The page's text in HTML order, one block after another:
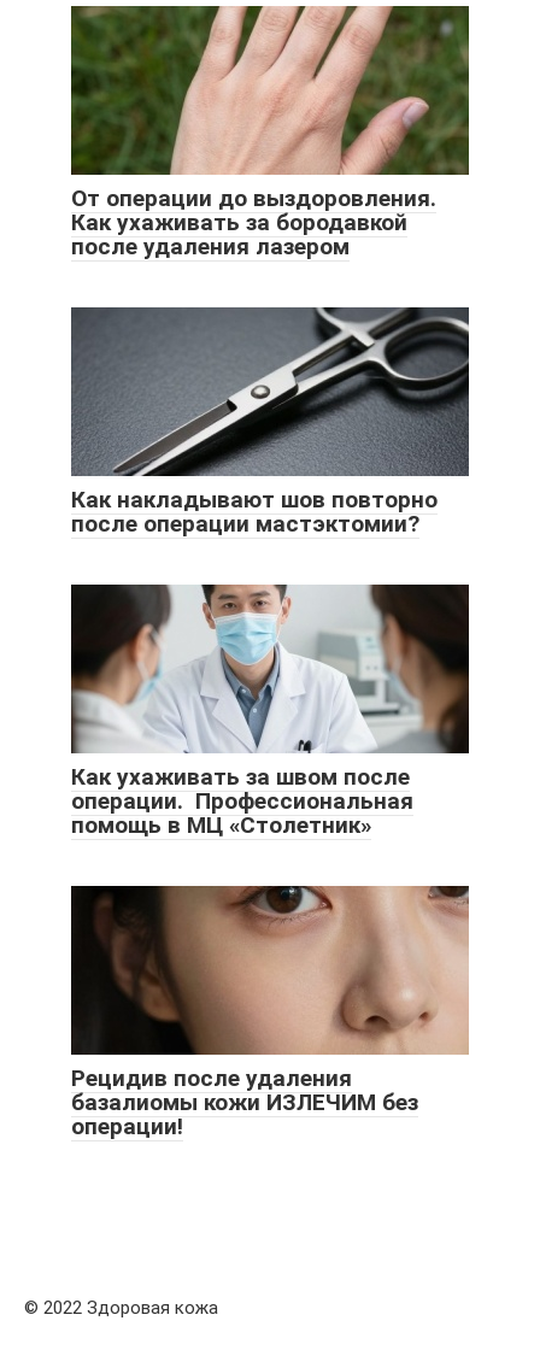
От операции до выздоровления.
Как ухаживать за бородавкой
после удаления лазером
Как накладывают шов повторно
после операции мастэктомии?
Как ухаживать за швом после
операции. Профессиональная
помощь в МЦ «Столетник»
Рецидив после удаления
базалиомы кожи ИЗЛЕЧИМ без
операции!
© 2022 Здоровая кожа